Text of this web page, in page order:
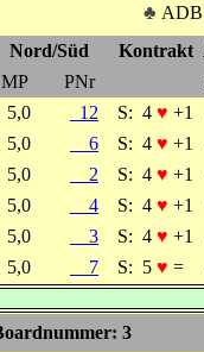
♣ ADB
Nord/Süd Kontrakt
MP
PNr
5,0
12 S: 4 ♥ +1
5,0
6 S: 4 ♥ +1
5,0
2 S: 4 ♥ +1
5,0
4 S: 4 ♥ +1
5,0
3 S: 4 ♥ +1
5,0
7 S: 5 ♥ =
3